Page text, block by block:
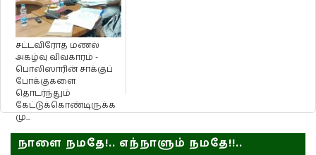
சட்டவிரோத மணல்
அகழ்வு விவகாரம் -
பொலிஸாரின் சாக்குப்
போக்குகளை
தொடர்ந்தும்
கேட்டுக்கொண்டிருக்க
மு...
நாளை நமதே!.. எந்நாளும் நமதே!!..